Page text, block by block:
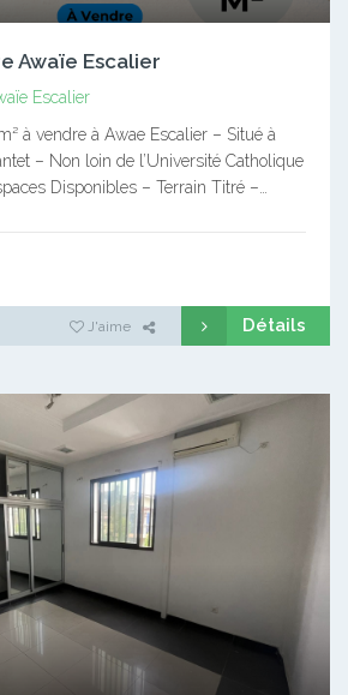
Awaïe Escalier
Escalier
à vendre à Awae Escalier – Situé à
– Non loin de l’Université Catholique
Disponibles – Terrain Titré –…
J'aime Détails